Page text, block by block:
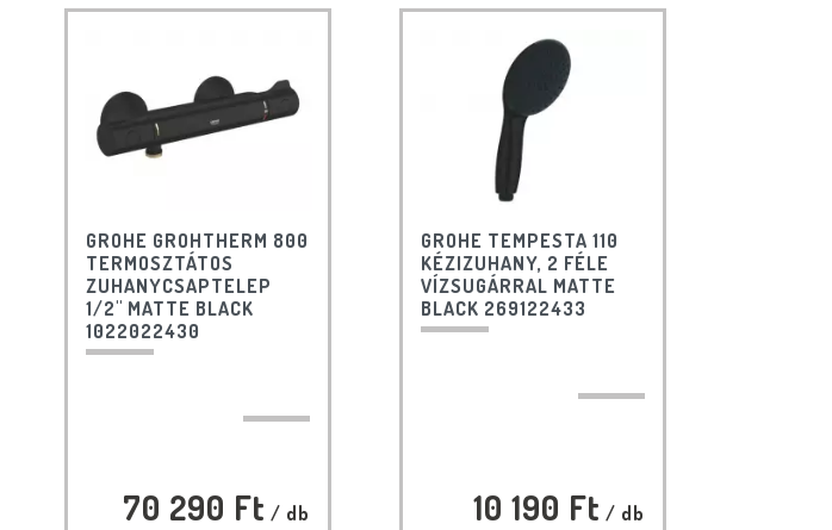
GROHE GROHTHERM 800
TERMOSZTÁTOS
ZUHANYCSAPTELEP
1/2" MATTE BLACK
1022022430
70 290 Ft / db
GROHE TEMPESTA 110
KÉZIZUHANY, 2 FÉLE
VÍZSUGÁRRAL MATTE
BLACK 269122433
10 190 Ft / db